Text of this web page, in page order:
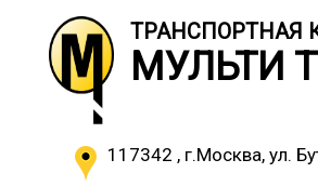
ТРАНСПОРТНАЯ
МУЛЬТИ
117342 , г.Москва, ул.